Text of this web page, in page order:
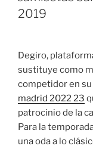
2019
Degiro,
sustituye como
competidor en
madrid 2022 23
patrocinio de la
Para la
una oda a lo